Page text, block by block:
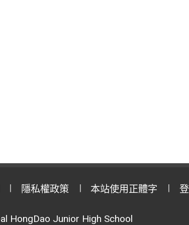
隱私權政策 本站使用正體字
HongDao Junior High School